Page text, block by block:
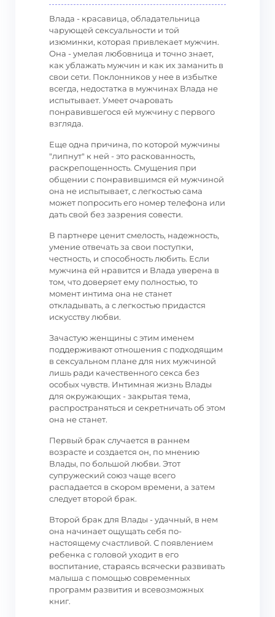
Влада - красавица, обладательница
чарующей сексуальности и той
изюминки, которая привлекает мужчин.
Она - умелая любовница и точно знает,
как ублажать мужчин и как их заманить в
свои сети. Поклонников у нее в избытке
всегда, недостатка в мужчинах Влада не
испытывает. Умеет очаровать
понравившегося ей мужчину с первого
взгляда.
Еще одна причина, по которой мужчины
"липнут" к ней - это раскованность,
раскрепощенность. Смущения при
общении с понравившимся ей мужчиной
она не испытывает, с легкостью сама
может попросить его номер телефона или
дать свой без зазрения совести.
В партнере ценит смелость, надежность,
умение отвечать за свои поступки,
честность, и способность любить. Если
мужчина ей нравится и Влада уверена в
том, что доверяет ему полностью, то
момент интима она не станет
откладывать, а с легкостью придастся
искусству любви.
Зачастую женщины с этим именем
поддерживают отношения с подходящим
в сексуальном плане для них мужчиной
лишь ради качественного секса без
особых чувств. Интимная жизнь Влады
для окружающих - закрытая тема,
распространяться и секретничать об этом
она не станет.
Первый брак случается в раннем
возрасте и создается он, по мнению
Влады, по большой любви. Этот
супружеский союз чаще всего
распадается в скором времени, а затем
следует второй брак.
Второй брак для Влады - удачный, в нем
она начинает ощущать себя по-
настоящему счастливой. С появлением
ребенка с головой уходит в его
воспитание, стараясь всячески развивать
малыша с помощью современных
программ развития и всевозможных
книг.